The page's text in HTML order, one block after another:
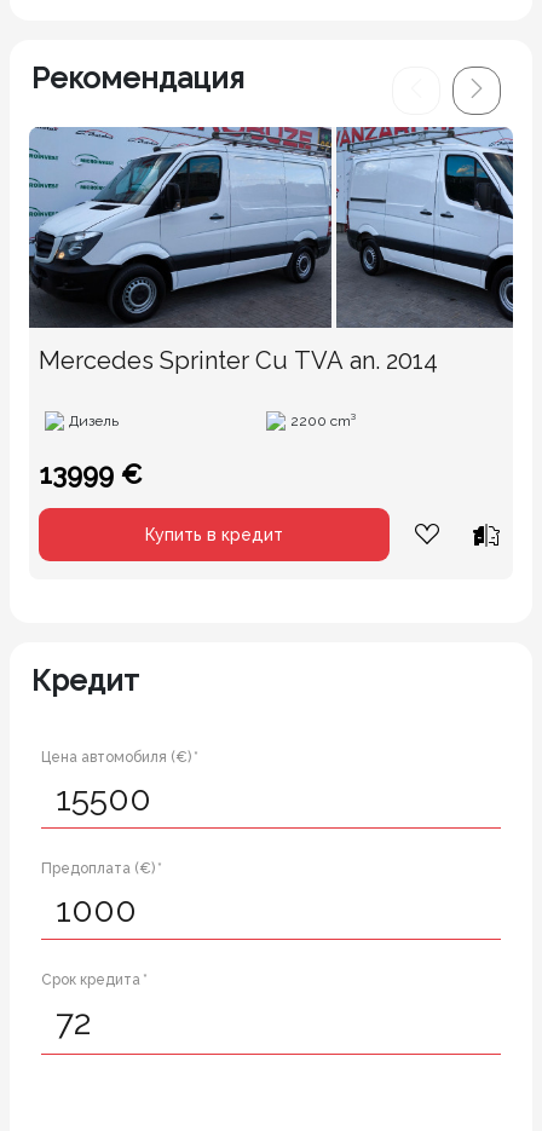
Рекомендация
Mercedes Sprinter Cu TVA an. 2014
Дизель 2200 cm³
13999 €
Купить в кредит
Кредит
Цена автомобиля (€) *
Предоплата (€) *
Срок кредита *